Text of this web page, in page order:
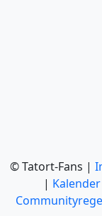
© Tatort-Fans |
| Kalender